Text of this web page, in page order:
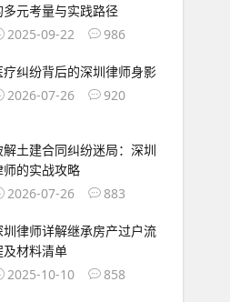
多元考量与实践路径
2025-09-22
986
疗纠纷背后的深圳律师身影
2026-07-26
920
解土建合同纠纷迷局：深圳
师的实战攻略
2026-07-26
883
圳律师详解继承房产过户流
及材料清单
2025-10-10
858